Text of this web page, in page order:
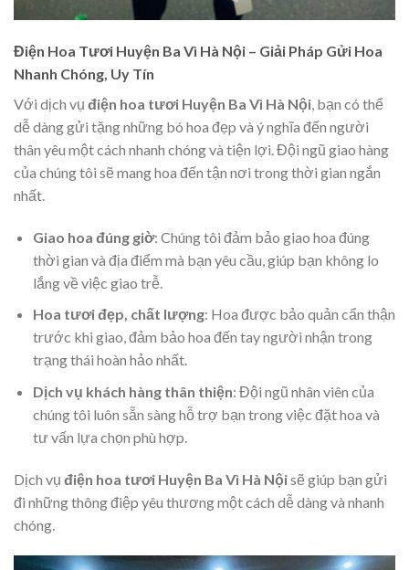
Điện Hoa Tươi Huyện Ba Vì Hà Nội – Giải Pháp Gửi Hoa
Nhanh Chóng, Uy Tín
Với dịch vụ điện hoa tươi Huyện Ba Vì Hà Nội, bạn có thể
dễ dàng gửi tặng những bó hoa đẹp và ý nghĩa đến người
thân yêu một cách nhanh chóng và tiện lợi. Đội ngũ giao hàng
của chúng tôi sẽ mang hoa đến tận nơi trong thời gian ngắn
nhất.
Giao hoa đúng giờ: Chúng tôi đảm bảo giao hoa đúng
thời gian và địa điểm mà bạn yêu cầu, giúp bạn không lo
lắng về việc giao trễ.
Hoa tươi đẹp, chất lượng: Hoa được bảo quản cẩn thận
trước khi giao, đảm bảo hoa đến tay người nhận trong
trạng thái hoàn hảo nhất.
Dịch vụ khách hàng thân thiện: Đội ngũ nhân viên của
chúng tôi luôn sẵn sàng hỗ trợ bạn trong việc đặt hoa và
tư vấn lựa chọn phù hợp.
Dịch vụ điện hoa tươi Huyện Ba Vì Hà Nộisẽ giúp bạn gửi
đi những thông điệp yêu thương một cách dễ dàng và nhanh
chóng.